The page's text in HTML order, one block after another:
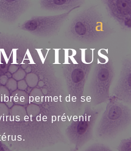
permet de se
et de prévenir